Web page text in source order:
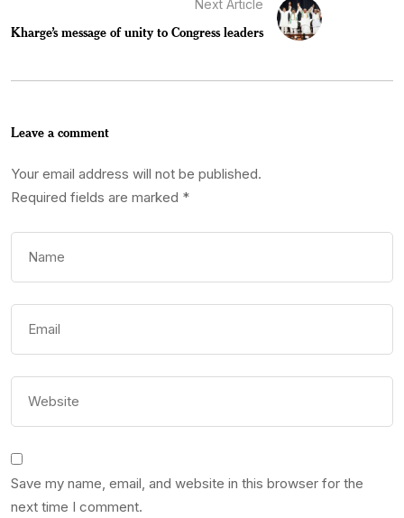
Next Article
Kharge’s message of unity to Congress leaders
Leave a comment
Your email address will not be published.
Required fields are marked *
Save my name, email, and website in this browser for the
next time I comment.